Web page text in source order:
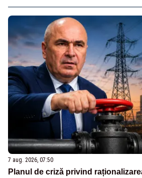
7 aug. 2026, 07:50
Planul de criză privind